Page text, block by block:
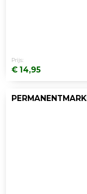
Prijs:
€ 14,95